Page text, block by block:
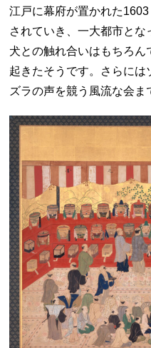
江戸に幕府が置かれた
されていき、一大都市と
犬との触れ合いはもちろん
起きたそうです。さらには
ズラの声を競う風流な会ま